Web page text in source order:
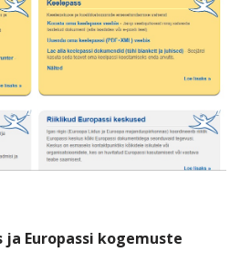
ja Europassi kogemuste